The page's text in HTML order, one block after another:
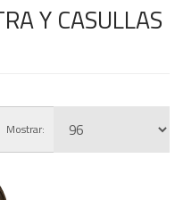
Y CASULLAS
Mostrar: